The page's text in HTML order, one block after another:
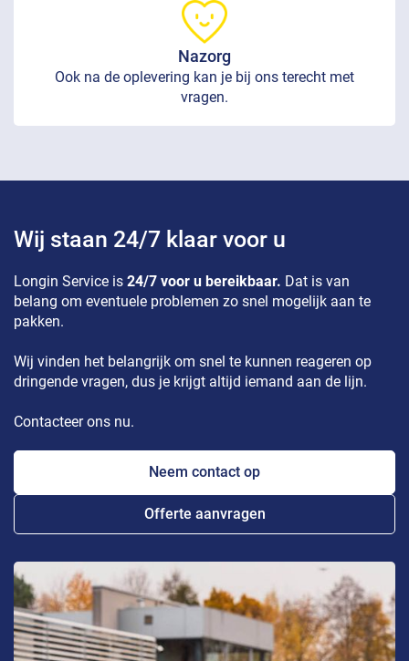
Nazorg
Ook na de oplevering kan je bij ons terecht met
vragen.
Wij staan 24/7 klaar voor u
Longin Service is 24/7 voor u bereikbaar. Dat is van
belang om eventuele problemen zo snel mogelijk aan te
pakken.
Wij vinden het belangrijk om snel te kunnen reageren op
dringende vragen, dus je krijgt altijd iemand aan de lijn.
Contacteer ons nu.
Neem contact op
Offerte aanvragen